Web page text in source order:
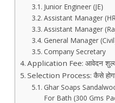
Junior Engineer (JE)
Assistant Manager
Assistant Manager
General Manager
Company Secretary
Application Fee: आवेदन
Selection Process: कैसे
Ghar Soaps
For Bath (300 Gms